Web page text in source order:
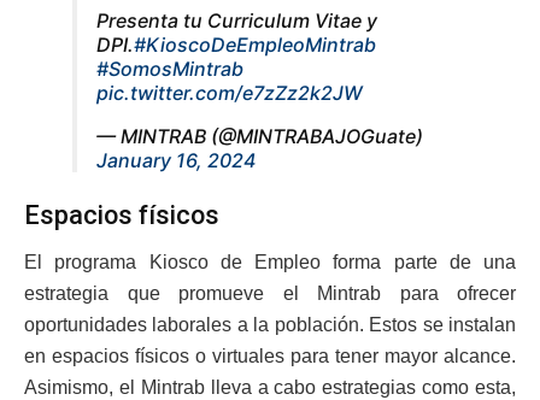
Presenta tu Curriculum Vitae y
DPI.#KioscoDeEmpleoMintrab
#SomosMintrab
pic.twitter.com/e7zZz2k2JW
— MINTRAB (@MINTRABAJOGuate)
January 16, 2024
Espacios físicos
El programa Kiosco de Empleo forma parte de una
estrategia que promueve el Mintrab para ofrecer
oportunidades laborales a la población. Estos se instalan
en espacios físicos o virtuales para tener mayor alcance.
Asimismo, el Mintrab lleva a cabo estrategias como esta,